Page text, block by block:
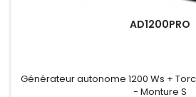
AD1200PRO
Générateur autonome 1200 Ws +
- Monture S